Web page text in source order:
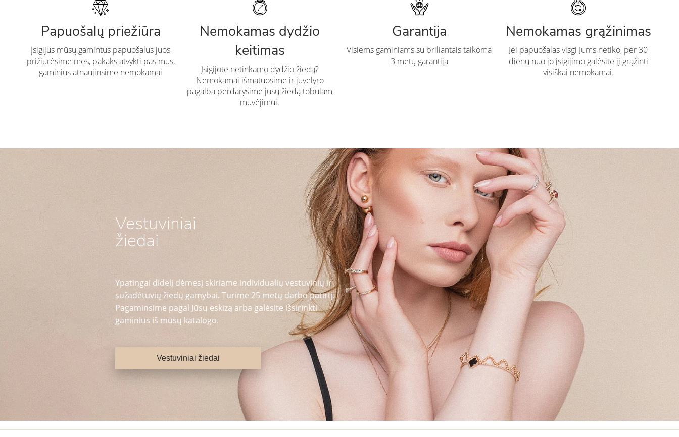
Papuošalų priežiūra
Įsigijus mūsų gamintus papuošalus juos
prižiūrėsime mes, pakaks atvykti pas mus,
gaminius atnaujinsime nemokamai
Nemokamas dydžio
keitimas
Įsigijote netinkamo dydžio žiedą?
Nemokamai išmatuosime ir juvelyro
pagalba perdarysime jūsų žiedą tobulam
mūvėjimui.
Garantija
Visiems gaminiams su briliantais taikoma
3 metų garantija
Nemokamas grąžinimas
Jei papuošalas visgi Jums netiko, per 30
dienų nuo jo įsigijimo galėsite jį grąžinti
visiškai nemokamai.
Vestuviniai
žiedai
Ypatingai didelį dėmesį skiriame individualių vestuvinių ir
sužadėtuvių žiedų gamybai. Turime 25 metų darbo patirtį.
Pagaminsime pagal Jūsų eskizą arba galėsite išsirinkti
gaminius iš mūsų katalogo.
Vestuviniai žiedai